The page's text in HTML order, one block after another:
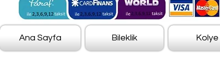
Ana Sayfa Bileklik Kolye